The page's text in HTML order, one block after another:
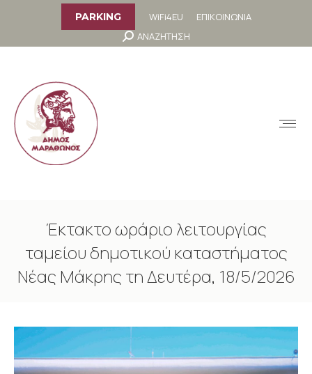
PARKING WiFi4EU
ΕΠΙΚΟΙΝΩΝΙΑ
Search:
ΑΝΑΖΗΤΗΣΗ
Έκτακτο ωράριο λειτουργίας
ταμείου δημοτικού καταστήματος
Νέας Μάκρης τη Δευτέρα, 18/5/2026